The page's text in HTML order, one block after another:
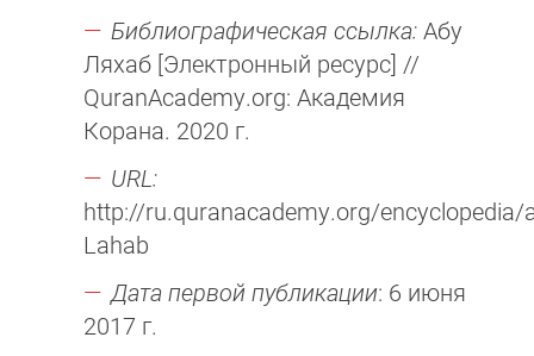
Библиографическая ссылка:Абу
Ляхаб [Электронный ресурс] //
QuranAcademy.org: Академия
Корана. 2020 г.
URL:
http://ru.quranacademy.org/encyclopedia/
Lahab
Дата первой публикации: 6 июня
2017 г.